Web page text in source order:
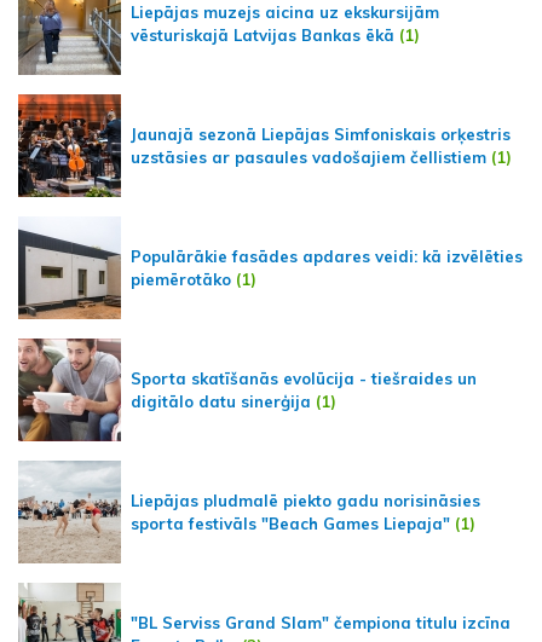
Liepājas muzejs aicina uz ekskursijām
vēsturiskajā Latvijas Bankas ēkā (1)
Jaunajā sezonā Liepājas Simfoniskais orķestris
uzstāsies ar pasaules vadošajiem čellistiem (1)
Populārākie fasādes apdares veidi: kā izvēlēties
piemērotāko (1)
Sporta skatīšanās evolūcija - tiešraides un
digitālo datu sinerģija (1)
Liepājas pludmalē piekto gadu norisināsies
sporta festivāls "Beach Games Liepaja" (1)
"BL Serviss Grand Slam" čempiona titulu izcīna